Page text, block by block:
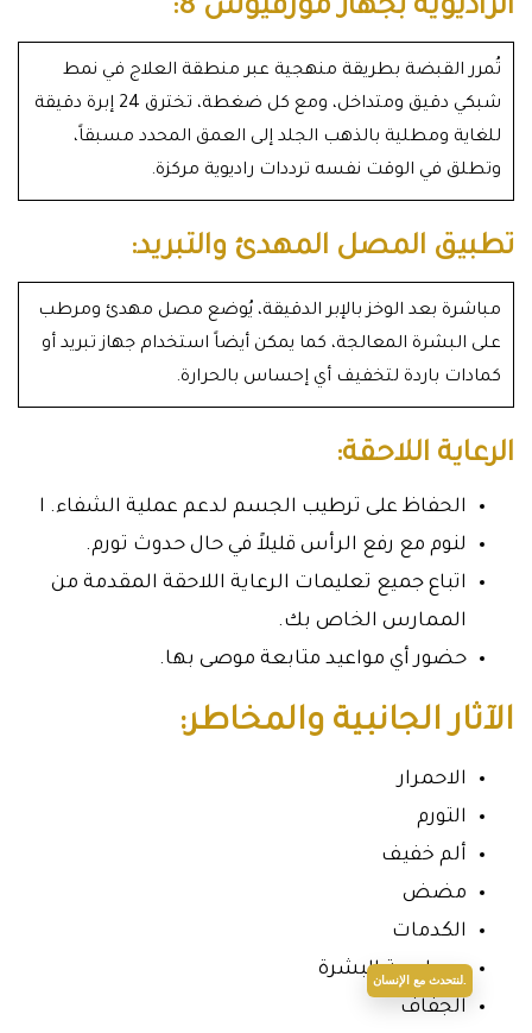
الراديوية بجهاز مورفيوس 8:
تُمرر القبضة بطريقة منهجية عبر منطقة العلاج في نمط
شبكي دقيق ومتداخل، ومع كل ضغطة، تخترق 24 إبرة دقيقة
للغاية ومطلية بالذهب الجلد إلى العمق المحدد مسبقاً،
وتطلق في الوقت نفسه ترددات راديوية مركزة.
تطبيق المصل المهدئ والتبريد:
مباشرة بعد الوخز بالإبر الدقيقة، يُوضع مصل مهدئ ومرطب
على البشرة المعالجة، كما يمكن أيضاً استخدام جهاز تبريد أو
كمادات باردة لتخفيف أي إحساس بالحرارة.
الرعاية اللاحقة:
الحفاظ على ترطيب الجسم لدعم عملية الشفاء. ا
لنوم مع رفع الرأس قليلاً في حال حدوث تورم.
اتباع جميع تعليمات الرعاية اللاحقة المقدمة من
الممارس الخاص بك.
حضور أي مواعيد متابعة موصى بها.
الآثار الجانبية والمخاطر:
الاحمرار
التورم
ألم خفيف
مضض
الكدمات
حساسية البشرة
الجفاف